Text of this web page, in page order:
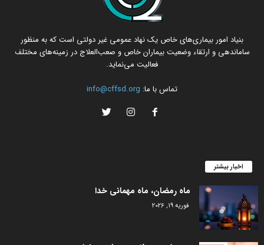
بنیاد امور بیماری‌های خاص یک نهاد عمومی غیر دولتی است که به منظور
ساماندهی و ارتقاء وضعیت بیماران خاص و صعب‌العلاج در زمینه‌های مختلف
فعالیت می‌نماید.
تماس با ما: info@cffsd.org
اخبار بیشتر
ماه رمضان، ماه مهمانی خدا
فوریه 19, 2026